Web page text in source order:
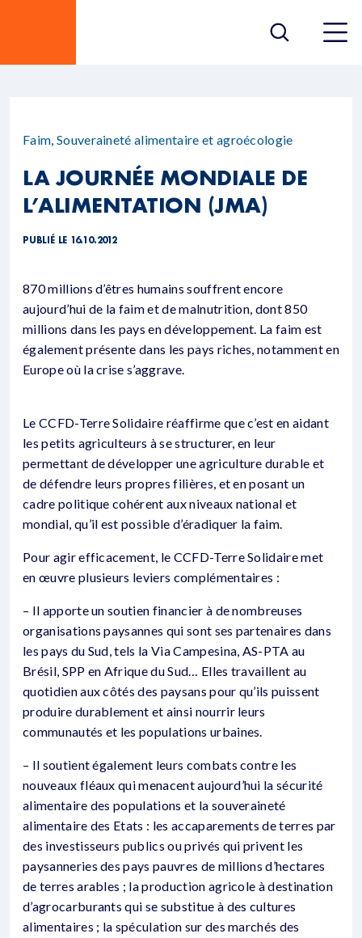
Faim, Souveraineté alimentaire et agroécologie
LA JOURNÉE MONDIALE DE
L’ALIMENTATION (JMA)
PUBLIÉ LE 16.10.2012
870 millions d’êtres humains souffrent encore
aujourd’hui de la faim et de malnutrition, dont 850
millions dans les pays en développement. La faim est
également présente dans les pays riches, notamment en
Europe où la crise s’aggrave.
Le CCFD-Terre Solidaire réaffirme que c’est en aidant
les petits agriculteurs à se structurer, en leur
permettant de développer une agriculture durable et
de défendre leurs propres filières, et en posant un
cadre politique cohérent aux niveaux national et
mondial, qu’il est possible d’éradiquer la faim.
Pour agir efficacement, le CCFD-Terre Solidaire met
en œuvre plusieurs leviers complémentaires :
– Il apporte un soutien financier à de nombreuses
organisations paysannes qui sont ses partenaires dans
les pays du Sud, tels la Via Campesina, AS-PTA au
Brésil, SPP en Afrique du Sud… Elles travaillent au
quotidien aux côtés des paysans pour qu’ils puissent
produire durablement et ainsi nourrir leurs
communautés et les populations urbaines.
– Il soutient également leurs combats contre les
nouveaux fléaux qui menacent aujourd’hui la sécurité
alimentaire des populations et la souveraineté
alimentaire des Etats : les accaparements de terres par
des investisseurs publics ou privés qui privent les
paysanneries des pays pauvres de millions d’hectares
de terres arables ; la production agricole à destination
d’agrocarburants qui se substitue à des cultures
alimentaires ; la spéculation sur des marchés des